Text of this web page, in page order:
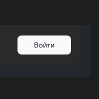
Войти